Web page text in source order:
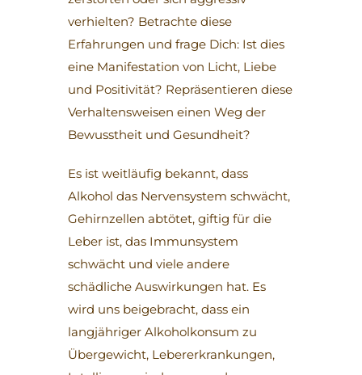
verhielten? Betrachte diese
Erfahrungen und frage Dich: Ist dies
eine Manifestation von Licht, Liebe
und Positivität? Repräsentieren diese
Verhaltensweisen einen Weg der
Bewusstheit und Gesundheit?
Es ist weitläufig bekannt, dass
Alkohol das Nervensystem schwächt,
Gehirnzellen abtötet, giftig für die
Leber ist, das Immunsystem
schwächt und viele andere
schädliche Auswirkungen hat. Es
wird uns beigebracht, dass ein
langjähriger Alkoholkonsum zu
Übergewicht, Lebererkrankungen,